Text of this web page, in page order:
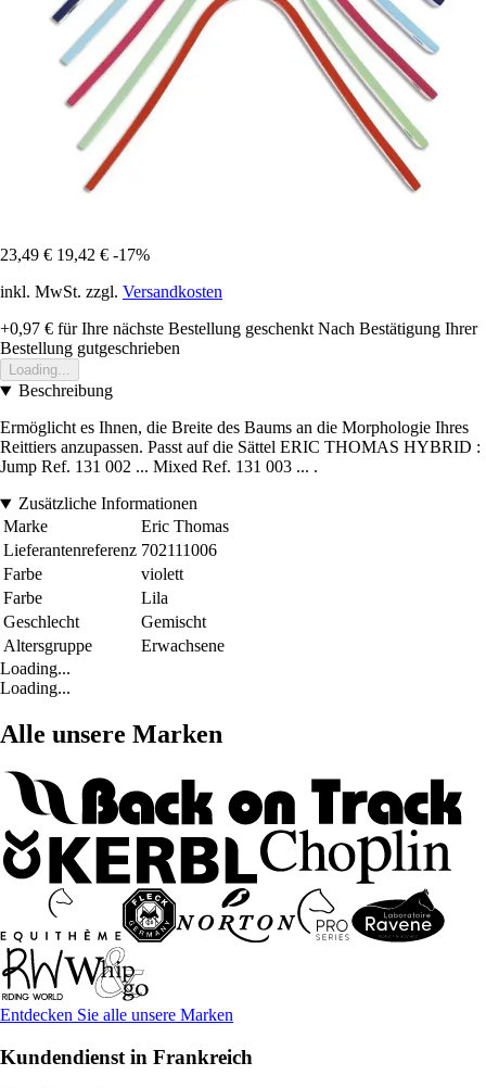
23,49 € 19,42 € -17%
inkl. MwSt. zzgl. Versandkosten
+0,97 € für Ihre nächste Bestellung geschenkt Nach Bestätigung Ihrer
Bestellung gutgeschrieben
Loading...
Beschreibung
Ermöglicht es Ihnen, die Breite des Baums an die Morphologie Ihres
Reittiers anzupassen. Passt auf die Sättel ERIC THOMAS HYBRID :
Jump Ref. 131 002 ... Mixed Ref. 131 003 ... .
Zusätzliche Informationen
Marke
Eric Thomas
Lieferantenreferenz 702111006
Farbe
violett
Farbe
Lila
Geschlecht
Gemischt
Altersgruppe
Erwachsene
Loading...
Loading...
Alle unsere Marken
Entdecken Sie alle unsere Marken
Kundendienst in Frankreich